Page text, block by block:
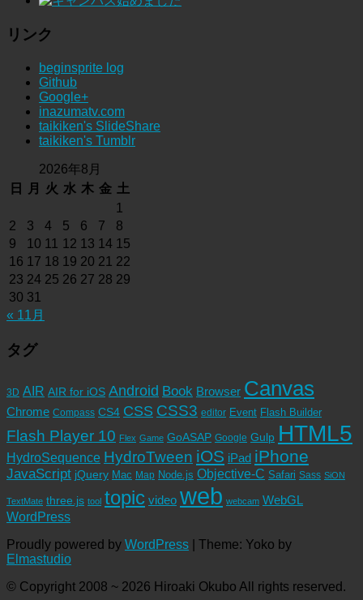
リンク
beginsprite log
Github
Google+
inazumatv.com
taikiken's SlideShare
taikiken's Tumblr
2026年8月
日
月 火 水 木 金 土
1
2
3 4 5 6 7
8
9
10 11 12 13 14 15
16 17 18 19 20 21 22
23 24 25 26 27 28 29
30 31
« 11月
タグ
3D AIR AIR for iOS Android Book Browser Canvas
Chrome Compass CS4 CSS CSS3 editor Event Flash Builder
Flash Player 10 Flex Game GoASAP Google Gulp HTML5
HydroSequence HydroTween iOS iPad iPhone
JavaScript jQuery Mac Map Node.js Objective-C Safari Sass SiON
TextMate three.js tool topic video web webcam WebGL
WordPress
Proudly powered by WordPress
Theme: Yoko by
Elmastudio
© Copyright 2008 ~ 2026 Hiroaki Okubo All rights reserved.